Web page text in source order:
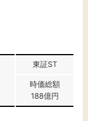
東証ST
時価総額
188億円